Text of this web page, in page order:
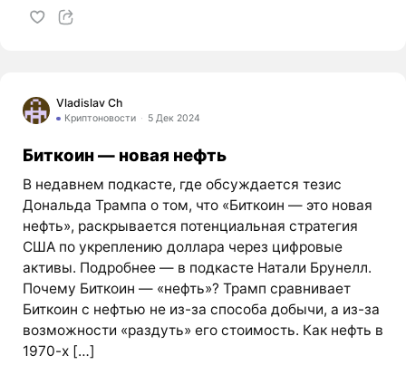
Vladislav Ch
Криптоновости 5 Дек 2024
Биткоин — новая нефть
В недавнем подкасте, где обсуждается тезис
Дональда Трампа о том, что «Биткоин — это новая
нефть», раскрывается потенциальная стратегия
США по укреплению доллара через цифровые
активы. Подробнее — в подкасте Натали Брунелл.
Почему Биткоин — «нефть»? Трамп сравнивает
Биткоин с нефтью не из-за способа добычи, а из-за
возможности «раздуть» его стоимость. Как нефть в
1970-х […]